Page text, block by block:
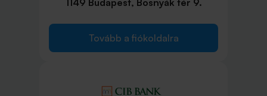
Tovább a fiókoldalra